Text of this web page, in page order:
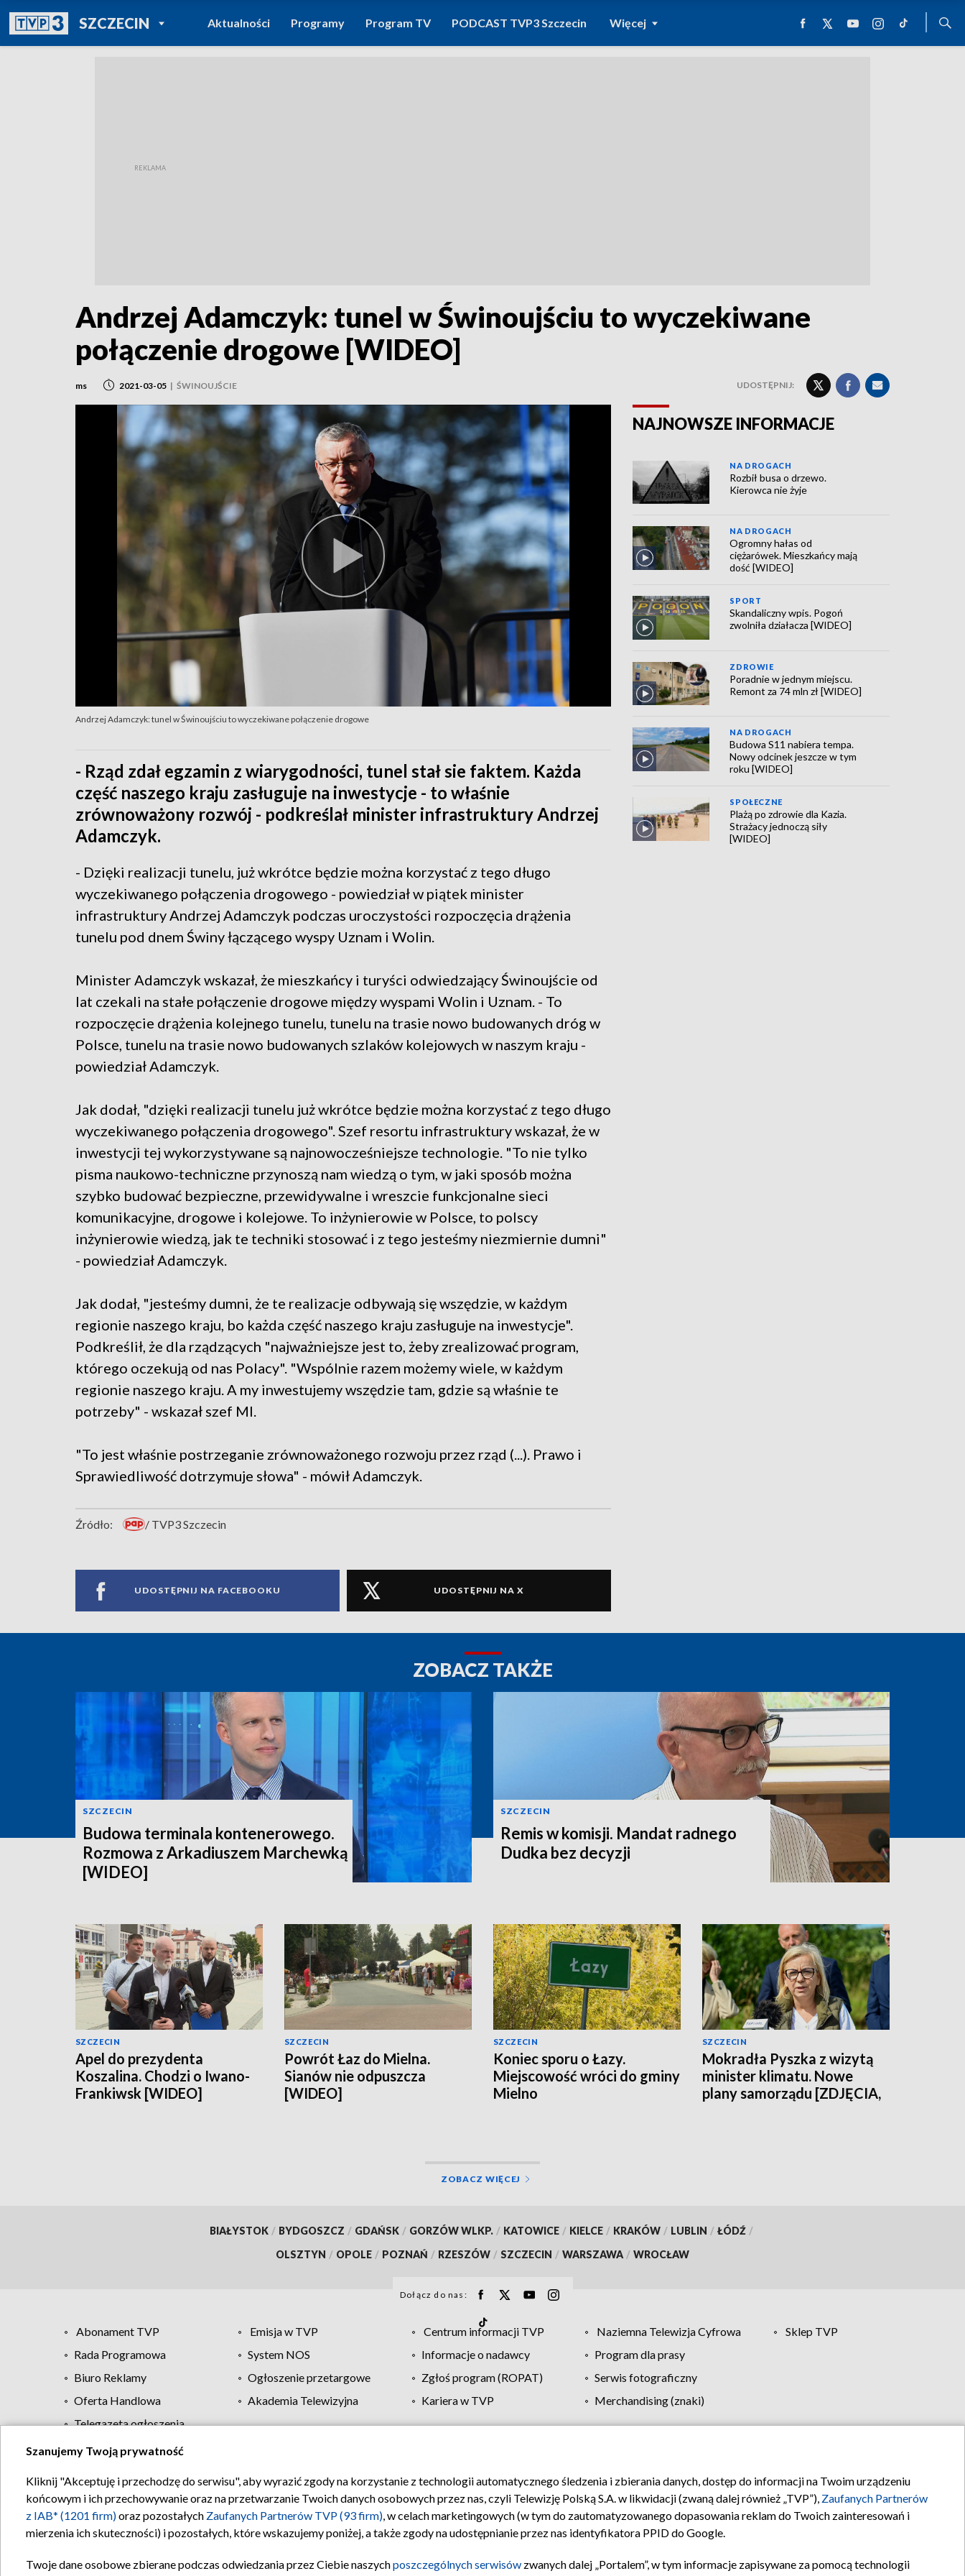
SZCZECINPOWRÓT DO
TVP REGIONY
Aktualności Programy Program TV PODCAST TVP3 Szczecin Więcej
Andrzej Adamczyk: tunel w Świnoujściu to wyczekiwane
połączenie drogowe [WIDEO]
ms 2021-03-05 | ŚWINOUJŚCIE UDOSTĘPNIJ:
Andrzej Adamczyk: tunel w Świnoujściu to wyczekiwane połączenie drogowe
- Rząd zdał egzamin z wiarygodności, tunel stał sie faktem. Każda
część naszego kraju zasługuje na inwestycje - to właśnie
zrównoważony rozwój - podkreślał minister infrastruktury Andrzej
Adamczyk.
- Dzięki realizacji tunelu, już wkrótce będzie można korzystać z tego długo
wyczekiwanego połączenia drogowego - powiedział w piątek minister
infrastruktury Andrzej Adamczyk podczas uroczystości rozpoczęcia drążenia
tunelu pod dnem Świny łączącego wyspy Uznam i Wolin.
Minister Adamczyk wskazał, że mieszkańcy i turyści odwiedzający Świnoujście od
lat czekali na stałe połączenie drogowe między wyspami Wolin i Uznam. - To
rozpoczęcie drążenia kolejnego tunelu, tunelu na trasie nowo budowanych dróg w
Polsce, tunelu na trasie nowo budowanych szlaków kolejowych w naszym kraju -
powiedział Adamczyk.
Jak dodał, "dzięki realizacji tunelu już wkrótce będzie można korzystać z tego długo
wyczekiwanego połączenia drogowego". Szef resortu infrastruktury wskazał, że w
inwestycji tej wykorzystywane są najnowocześniejsze technologie. "To nie tylko
pisma naukowo-techniczne przynoszą nam wiedzą o tym, w jaki sposób można
szybko budować bezpieczne, przewidywalne i wreszcie funkcjonalne sieci
komunikacyjne, drogowe i kolejowe. To inżynierowie w Polsce, to polscy
inżynierowie wiedzą, jak te techniki stosować i z tego jesteśmy niezmiernie dumni"
- powiedział Adamczyk.
Jak dodał, "jesteśmy dumni, że te realizacje odbywają się wszędzie, w każdym
regionie naszego kraju, bo każda część naszego kraju zasługuje na inwestycje".
Podkreślił, że dla rządzących "najważniejsze jest to, żeby zrealizować program,
którego oczekują od nas Polacy". "Wspólnie razem możemy wiele, w każdym
regionie naszego kraju. A my inwestujemy wszędzie tam, gdzie są właśnie te
potrzeby" - wskazał szef MI.
"To jest właśnie postrzeganie zrównoważonego rozwoju przez rząd (...). Prawo i
Sprawiedliwość dotrzymuje słowa" - mówił Adamczyk.
Źródło: / TVP3 Szczecin
UDOSTĘPNIJ NA FACEBOOKU UDOSTĘPNIJ NA X
NAJNOWSZE INFORMACJE
NA DROGACH
Rozbił busa o drzewo.
Kierowca nie żyje
NA DROGACH
Ogromny hałas od
ciężarówek. Mieszkańcy mają
dość [WIDEO]
SPORT
Skandaliczny wpis. Pogoń
zwolniła działacza [WIDEO]
ZDROWIE
Poradnie w jednym miejscu.
Remont za 74 mln zł [WIDEO]
NA DROGACH
Budowa S11 nabiera tempa.
Nowy odcinek jeszcze w tym
roku [WIDEO]
SPOŁECZNE
Plażą po zdrowie dla Kazia.
Strażacy jednoczą siły
[WIDEO]
ZOBACZ TAKŻE
SZCZECIN
Budowa terminala kontenerowego.
Rozmowa z Arkadiuszem Marchewką
[WIDEO]
SZCZECIN
Remis w komisji. Mandat radnego
Dudka bez decyzji
SZCZECIN
Apel do prezydenta
Koszalina. Chodzi o Iwano-
Frankiwsk [WIDEO]
SZCZECIN
Powrót Łaz do Mielna.
Sianów nie odpuszcza
[WIDEO]
SZCZECIN
Koniec sporu o Łazy.
Miejscowość wróci do gminy
Mielno
SZCZECIN
Mokradła Pyszka z wizytą
minister klimatu. Nowe
plany samorządu [ZDJĘCIA,
ZOBACZ WIĘCEJ
BIAŁYSTOK / BYDGOSZCZ / GDAŃSK / GORZÓW WLKP. / KATOWICE / KIELCE / KRAKÓW / LUBLIN / ŁÓDŹ /
OLSZTYN / OPOLE / POZNAŃ / RZESZÓW / SZCZECIN / WARSZAWA / WROCŁAW
Dołącz do nas:
Abonament TVP Emisja w TVP Centrum informacji TVP Naziemna Telewizja Cyfrowa
Sklep TVP
Rada Programowa
System NOS Informacje o nadawcy
Program dla prasy
Biuro Reklamy
Ogłoszenie przetargowe Zgłoś program (ROPAT)
Serwis fotograficzny
Oferta Handlowa
Akademia Telewizyjna Kariera w TVP
Merchandising (znaki)
Telegazeta ogłoszenia
Regulamin TVP Polityka prywatności Moje zgody Pomoc Biuro reklamy Kontakt
Szanujemy Twoją prywatność
Kliknij "Akceptuję i przechodzę do serwisu", aby wyrazić zgody na korzystanie z technologii automatycznego śledzenia i zbierania danych, dostęp do informacji na Twoim urządzeniu
końcowym i ich przechowywanie oraz na przetwarzanie Twoich danych osobowych przez nas, czyli Telewizję Polską S.A. w likwidacji (zwaną dalej również „TVP”), Zaufanych Partnerów
z IAB* (1201 firm)oraz pozostałych Zaufanych Partnerów TVP (93 firm), w celach marketingowych (w tym do zautomatyzowanego dopasowania reklam do Twoich zainteresowań i
mierzenia ich skuteczności) i pozostałych, które wskazujemy poniżej, a także zgody na udostępnianie przez nas identyfikatora PPID do Google.
Twoje dane osobowe zbierane podczas odwiedzania przez Ciebie naszychposzczególnych serwisów zwanych dalej „Portalem”, w tym informacje zapisywane za pomocą technologii